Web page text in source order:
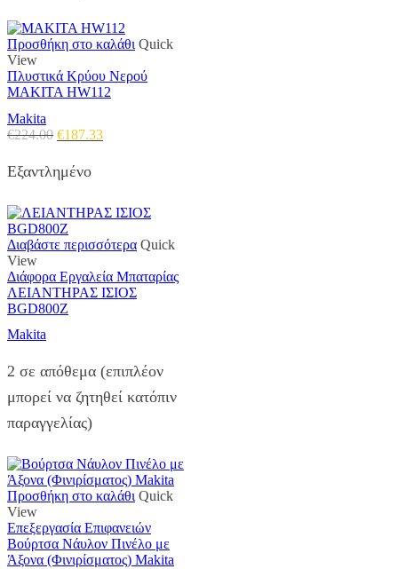
Προσθήκη στο καλάθι Quick
View
Πλυστικά Κρύου Νερού
MAKITA HW112
Makita
€224.00 Original
was:
€224.00.
€187.33Η
Εξαντλημένο
Διαβάστε περισσότερα Quick
View
Διάφορα Εργαλεία Μπαταρίας
ΛΕΙΑΝΤΗΡΑΣ ΙΣΙΟΣ
BGD800Z
Makita
2 σε απόθεμα (επιπλέον
μπορεί να ζητηθεί κατόπιν
παραγγελίας)
Προσθήκη στο καλάθι Quick
View
Επεξεργασία Επιφανειών
Βούρτσα Νάυλον Πινέλο με
Άξονα (Φινιρίσματος) Makita